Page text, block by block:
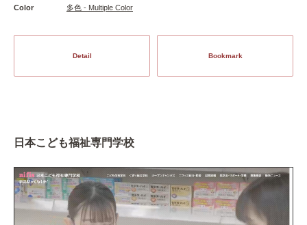
Color
多色 - Multiple Color
Detail Bookmark
日本こども福祉専門学校